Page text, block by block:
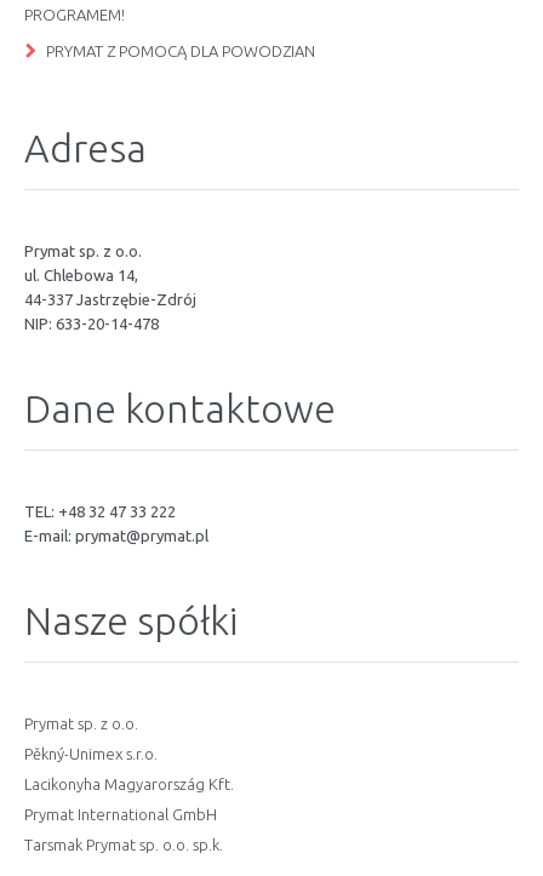
PROGRAMEM!
PRYMAT Z POMOCĄ DLA POWODZIAN
Adresa
Prymat sp. z o.o.
ul. Chlebowa 14,
44-337 Jastrzębie-Zdrój
NIP: 633-20-14-478
Dane kontaktowe
TEL: +48 32 47 33 222
E-mail: prymat@prymat.pl
Nasze spółki
Prymat sp. z o.o.
Pěkný-Unimex s.r.o.
Lacikonyha Magyarország Kft.
Prymat International GmbH
Tarsmak Prymat sp. o.o. sp.k.